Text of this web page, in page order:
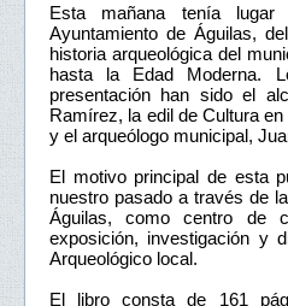
Esta mañana tenía
Ayuntamiento de Águilas,
historia arqueológica del
hasta la Edad Moderna.
presentación han sido el
Ramírez, la edil de Cultura
y el arqueólogo municipal,
El motivo principal de esta
nuestro pasado a través de
Águilas, como centro de
exposición, investigación y
Arqueológico local.
El libro consta de 161